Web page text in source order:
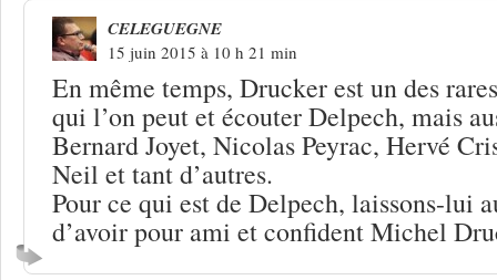
CELEGUEGNE
15 juin 2015 à 10 h 21 min
En même temps, Drucker est un des
qui l’on peut et écouter Delpech, mais
Bernard Joyet, Nicolas Peyrac, Hervé
Neil et tant d’autres.
Pour ce qui est de Delpech, laissons-lui
d’avoir pour ami et confident Michel